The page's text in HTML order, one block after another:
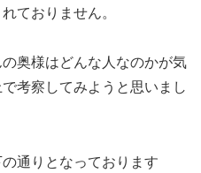
ておりません。
奥様はどんな人なのかが気
考察してみようと思いまし
通りとなっております